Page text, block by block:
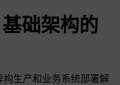
础架构的
构生产和业务系统部署解